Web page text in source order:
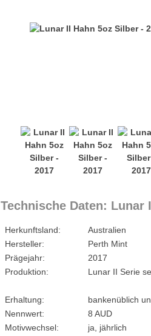
Technische Daten: Lunar
Herkunftsland:
Australien
Hersteller:
Perth Mint
Prägejahr:
2017
Produktion:
Lunar II Serie
Erhaltung:
bankenüblich
Nennwert:
8 AUD
Motivwechsel:
ja, jährlich